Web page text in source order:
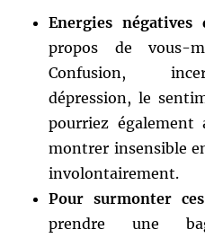
Energies négatives
propos de vous-
Confusion,
dépression, le
pourriez également
montrer insensible
involontairement.
Pour surmonter
prendre une